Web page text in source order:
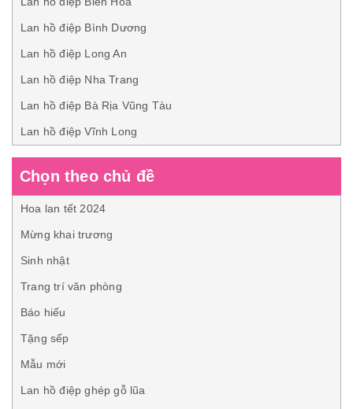
Lan hồ điệp Bình Dương
Lan hồ điệp Long An
Lan hồ điệp Nha Trang
Lan hồ điệp Bà Rịa Vũng Tàu
Lan hồ điệp Vĩnh Long
Chọn theo chủ đề
Hoa lan tết 2024
Mừng khai trương
Sinh nhật
Trang trí văn phòng
Báo hiếu
Tặng sếp
Mẫu mới
Lan hồ điệp ghép gỗ lũa